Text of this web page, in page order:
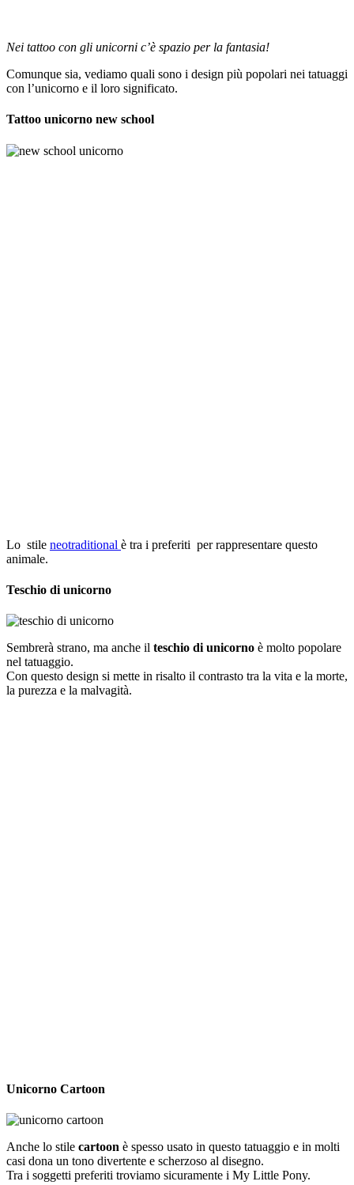
Nei tattoo con gli unicorni c’è spazio per la fantasia!
Comunque sia, vediamo quali sono i design più popolari nei tatuaggi
con l’unicorno e il loro significato.
Tattoo unicorno new school
Lo stile neotraditional è tra i preferiti per rappresentare questo
animale.
Teschio di unicorno
Sembrerà strano, ma anche il teschio di unicorno è molto popolare
nel tatuaggio.
Con questo design si mette in risalto il contrasto tra la vita e la morte,
la purezza e la malvagità.
Unicorno Cartoon
Anche lo stile cartoon è spesso usato in questo tatuaggio e in molti
casi dona un tono divertente e scherzoso al disegno.
Tra i soggetti preferiti troviamo sicuramente i My Little Pony.